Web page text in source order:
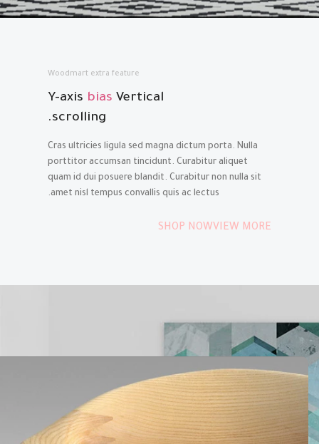
Woodmart extra feature
Y-axis bias Vertical
scrolling.
Cras ultricies ligula sed magna dictum porta. Nulla
porttitor accumsan tincidunt. Curabitur aliquet
quam id dui posuere blandit. Curabitur non nulla sit
amet nisl tempus convallis quis ac lectus.
VIEW MORE
SHOP NOW